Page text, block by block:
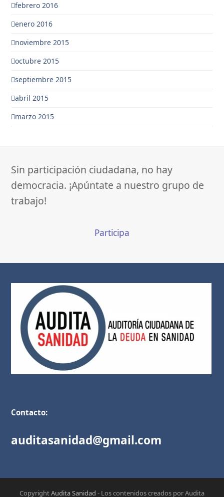
febrero 2016
enero 2016
noviembre 2015
octubre 2015
septiembre 2015
abril 2015
marzo 2015
Sin participación ciudadana, no hay
democracia. ¡Apúntate a nuestro grupo de
trabajo!
Participa
Contacto:
auditasanidad@gmail.com
CopyrightAudita Sanidad - Los contenidos creados por Audita